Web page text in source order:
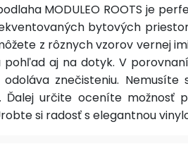
MODULEO ROOTS je
bytových
z rôznych vzorov vernej
pohľad aj na dotyk. V
znečisteniu.
Ďalej určite oceníte možnosť
si radosť s elegantnou